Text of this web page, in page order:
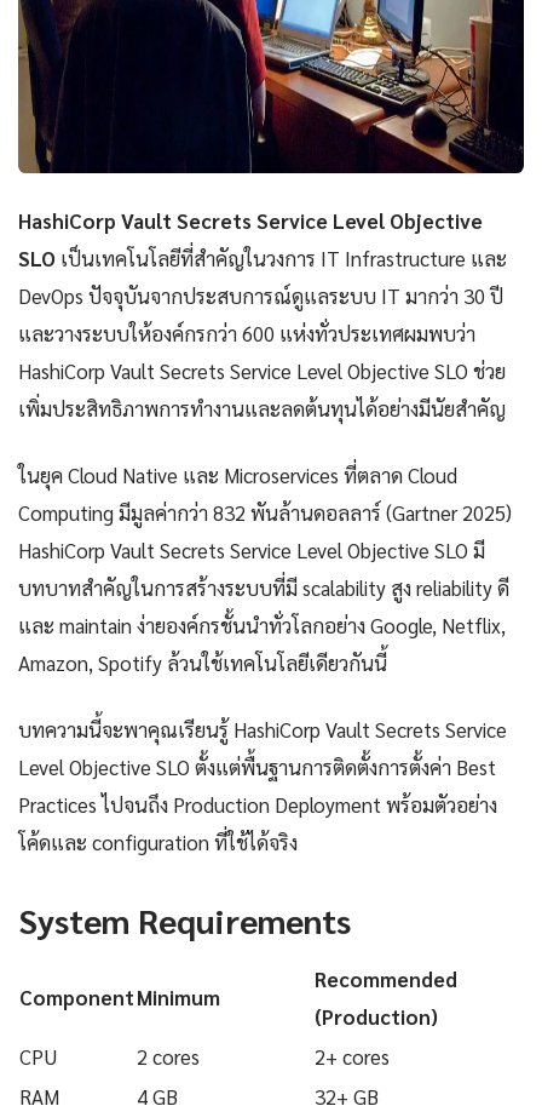
HashiCorp Vault Secrets Service Level Objective
SLO เป็นเทคโนโลยีที่สำคัญในวงการ IT Infrastructure และ
DevOps ปัจจุบันจากประสบการณ์ดูแลระบบ IT มากว่า 30 ปี
และวางระบบให้องค์กรกว่า 600 แห่งทั่วประเทศผมพบว่า
HashiCorp Vault Secrets Service Level Objective SLO ช่วย
เพิ่มประสิทธิภาพการทำงานและลดต้นทุนได้อย่างมีนัยสำคัญ
ในยุค Cloud Native และ Microservices ที่ตลาด Cloud
Computing มีมูลค่ากว่า 832 พันล้านดอลลาร์ (Gartner 2025)
HashiCorp Vault Secrets Service Level Objective SLO มี
บทบาทสำคัญในการสร้างระบบที่มี scalability สูง reliability ดี
และ maintain ง่ายองค์กรชั้นนำทั่วโลกอย่าง Google, Netflix,
Amazon, Spotify ล้วนใช้เทคโนโลยีเดียวกันนี้
บทความนี้จะพาคุณเรียนรู้ HashiCorp Vault Secrets Service
Level Objective SLO ตั้งแต่พื้นฐานการติดตั้งการตั้งค่า Best
Practices ไปจนถึง Production Deployment พร้อมตัวอย่าง
โค้ดและ configuration ที่ใช้ได้จริง
System Requirements
ComponentMinimum
Recommended
(Production)
CPU
2 cores
2+ cores
RAM
4 GB
32+ GB